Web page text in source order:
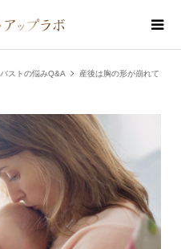
バストの悩みQ&A
産後は胸の形が崩れて